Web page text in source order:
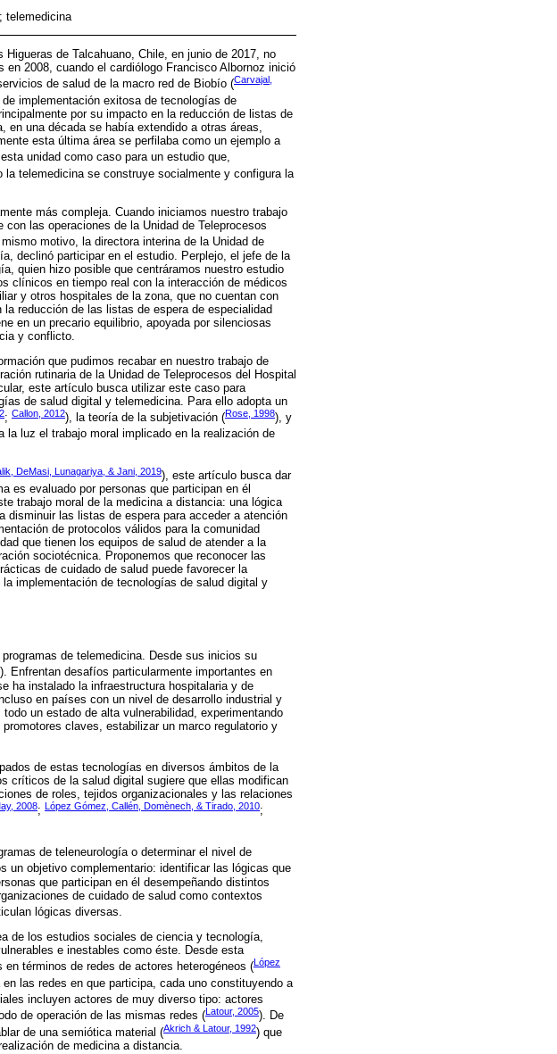
telemedicina
de Talcahuano, Chile, en junio de 2017, no
2008, cuando el cardiólogo Francisco Albornoz inició
de salud de la macro red de Biobío (Carvajal,
implementación exitosa de tecnologías de
por su impacto en la reducción de listas de
en una década se había extendido a otras áreas,
esta última área se perfilaba como un ejemplo a
unidad como caso para un estudio que,
la telemedicina se construye socialmente y configura la
más compleja. Cuando iniciamos nuestro trabajo
las operaciones de la Unidad de Teleprocesos
motivo, la directora interina de la Unidad de
declinó participar en el estudio. Perplejo, el jefe de la
quien hizo posible que centráramos nuestro estudio
clínicos en tiempo real con la interacción de médicos
y otros hospitales de la zona, que no cuentan con
reducción de las listas de espera de especialidad
en un precario equilibrio, apoyada por silenciosas
y conflicto.
que pudimos recabar en nuestro trabajo de
rutinaria de la Unidad de Teleprocesos del Hospital
este artículo busca utilizar este caso para
de salud digital y telemedicina. Para ello adopta un
; Callon, 2012), la teoría de la subjetivación (Rose, 1998), y
la luz el trabajo moral implicado en la realización de
DeMasi, Lunagariya, & Jani, 2019), este artículo busca dar
es evaluado por personas que participan en él
trabajo moral de la medicina a distancia: una lógica
disminuir las listas de espera para acceder a atención
de protocolos válidos para la comunidad
que tienen los equipos de salud de atender a la
sociotécnica. Proponemos que reconocer las
de cuidado de salud puede favorecer la
implementación de tecnologías de salud digital y
de telemedicina. Desde sus inicios su
). Enfrentan desafíos particularmente importantes en
ha instalado la infraestructura hospitalaria y de
en países con un nivel de desarrollo industrial y
un estado de alta vulnerabilidad, experimentando
claves, estabilizar un marco regulatorio y
de estas tecnologías en diversos ámbitos de la
críticos de la salud digital sugiere que ellas modifican
de roles, tejidos organizacionales y las relaciones
2008; López Gómez, Callén, Domènech, & Tirado, 2010;
de teleneurología o determinar el nivel de
un objetivo complementario: identificar las lógicas que
que participan en él desempeñando distintos
de cuidado de salud como contextos
lógicas diversas.
de los estudios sociales de ciencia y tecnología,
e inestables como éste. Desde esta
términos de redes de actores heterogéneos (López
las redes en que participa, cada uno constituyendo a
incluyen actores de muy diverso tipo: actores
de operación de las mismas redes ( Latour, 2005). De
de una semiótica material (Akrich & Latour, 1992) que
de medicina a distancia.